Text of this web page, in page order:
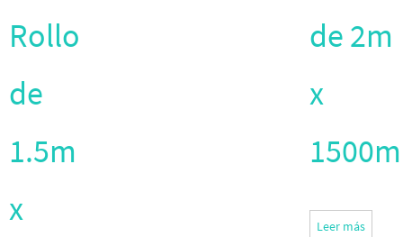
Rollo
de
1.5m
x
de 2m
x
1500m
Leer más